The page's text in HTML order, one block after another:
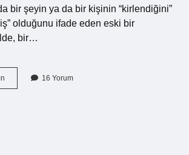
bir şeyin ya da bir kişinin “kirlendiğini”
olduğunu ifade eden eski bir
bir…
getirmek
16 Yorum